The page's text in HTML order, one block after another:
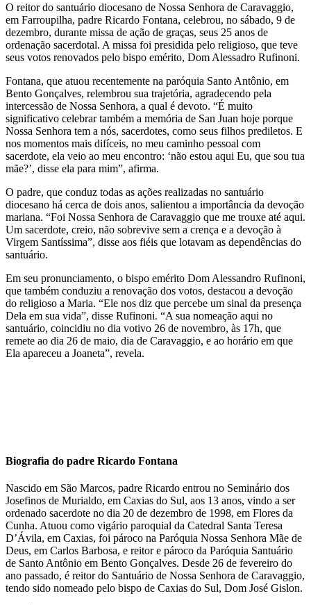
O reitor do santuário diocesano de Nossa Senhora de Caravaggio,
em Farroupilha, padre Ricardo Fontana, celebrou, no sábado, 9 de
dezembro, durante missa de ação de graças, seus 25 anos de
ordenação sacerdotal. A missa foi presidida pelo religioso, que teve
seus votos renovados pelo bispo emérito, Dom Alessadro Rufinoni.
Fontana, que atuou recentemente na paróquia Santo Antônio, em
Bento Gonçalves, relembrou sua trajetória, agradecendo pela
intercessão de Nossa Senhora, a qual é devoto. “É muito
significativo celebrar também a memória de San Juan hoje porque
Nossa Senhora tem a nós, sacerdotes, como seus filhos prediletos. E
nos momentos mais difíceis, no meu caminho pessoal com
sacerdote, ela veio ao meu encontro: ‘não estou aqui Eu, que sou tua
mãe?’, disse ela para mim”, afirma.
O padre, que conduz todas as ações realizadas no santuário
diocesano há cerca de dois anos, salientou a importância da devoção
mariana. “Foi Nossa Senhora de Caravaggio que me trouxe até aqui.
Um sacerdote, creio, não sobrevive sem a crença e a devoção à
Virgem Santíssima”, disse aos fiéis que lotavam as dependências do
santuário.
Em seu pronunciamento, o bispo emérito Dom Alessandro Rufinoni,
que também conduziu a renovação dos votos, destacou a devoção
do religioso a Maria. “Ele nos diz que percebe um sinal da presença
Dela em sua vida”, disse Rufinoni. “A sua nomeação aqui no
santuário, coincidiu no dia votivo 26 de novembro, às 17h, que
remete ao dia 26 de maio, dia de Caravaggio, e ao horário em que
Ela apareceu a Joaneta”, revela.
Biografia do padre Ricardo Fontana
Nascido em São Marcos, padre Ricardo entrou no Seminário dos
Josefinos de Murialdo, em Caxias do Sul, aos 13 anos, vindo a ser
ordenado sacerdote no dia 20 de dezembro de 1998, em Flores da
Cunha. Atuou como vigário paroquial da Catedral Santa Teresa
D’Ávila, em Caxias, foi pároco na Paróquia Nossa Senhora Mãe de
Deus, em Carlos Barbosa, e reitor e pároco da Paróquia Santuário
de Santo Antônio em Bento Gonçalves. Desde 26 de fevereiro do
ano passado, é reitor do Santuário de Nossa Senhora de Caravaggio,
tendo sido nomeado pelo bispo de Caxias do Sul, Dom José Gislon.